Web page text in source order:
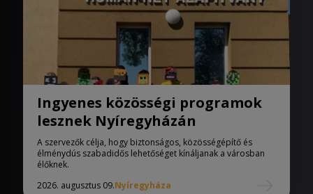
Ingyenes közösségi programok
lesznek Nyíregyházán
A szervezők célja, hogy biztonságos, közösségépítő és
élménydús szabadidős lehetőséget kínáljanak a városban
élőknek.
2026. augusztus 09.Nyíregyháza